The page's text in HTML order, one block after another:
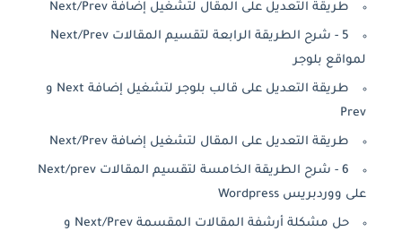
طريقة التعديل على المقال لتشغيل إضافة Next/Prev
5 - شرح الطريقة الرابعة لتقسيم المقالات Next/Prev
لمواقع بلوجر
طريقة التعديل على قالب بلوجر لتشغيل إضافة Next و
Prev
طريقة التعديل على المقال لتشغيل إضافة Next/Prev
6 - شرح الطريقة الخامسة لتقسيم المقالات Next/prev
على ووردبريس Wordpress
حل مشكلة أرشفة المقالات المقسمة Next/Prev و